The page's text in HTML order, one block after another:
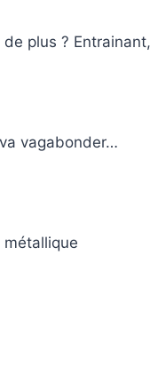
plus ?
vagabonder…